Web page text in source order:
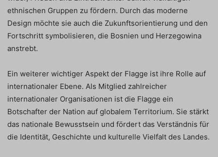
ethnischen Gruppen zu fördern. Durch das moderne
Design möchte sie auch die Zukunftsorientierung und den
Fortschritt symbolisieren, die Bosnien und Herzegowina
anstrebt.
Ein weiterer wichtiger Aspekt der Flagge ist ihre Rolle auf
internationaler Ebene. Als Mitglied zahlreicher
internationaler Organisationen ist die Flagge ein
Botschafter der Nation auf globalem Territorium. Sie stärkt
das nationale Bewusstsein und fördert das Verständnis für
die Identität, Geschichte und kulturelle Vielfalt des Landes.